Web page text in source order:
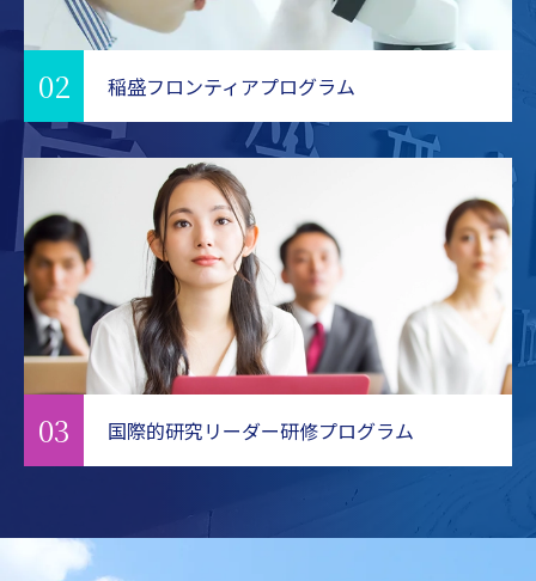
02 稲盛フロンティアプログラム
03 国際的研究リーダー研修プログラム